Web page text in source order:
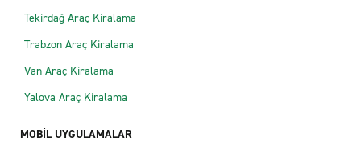
Tekirdağ Araç Kiralama
Trabzon Araç Kiralama
Van Araç Kiralama
Yalova Araç Kiralama
MOBİL UYGULAMALAR